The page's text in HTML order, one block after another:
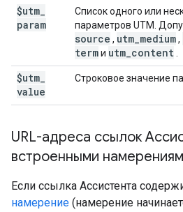
$utm
param
Список одного или
параметров UTM.
source , utm medium,
termи utm content.
$utm
value
Строковое значение
URL-адреса ссылок
встроенными
Если ссылка Ассистента
намерение (намерение